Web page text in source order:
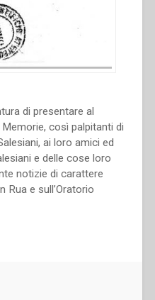
di presentare al
così palpitanti di
ai loro amici ed
e delle cose loro
notizie di carattere
Rua e sull’Oratorio